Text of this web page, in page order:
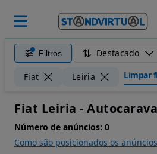
Filtros Destacado
Fiat Leiria Limpar
Fiat Leiria -
Número de anúncios: 0
Como são posicionados os